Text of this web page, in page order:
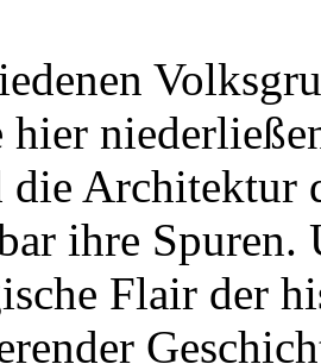
hier
Architektur
ihre Spuren.
Flair der